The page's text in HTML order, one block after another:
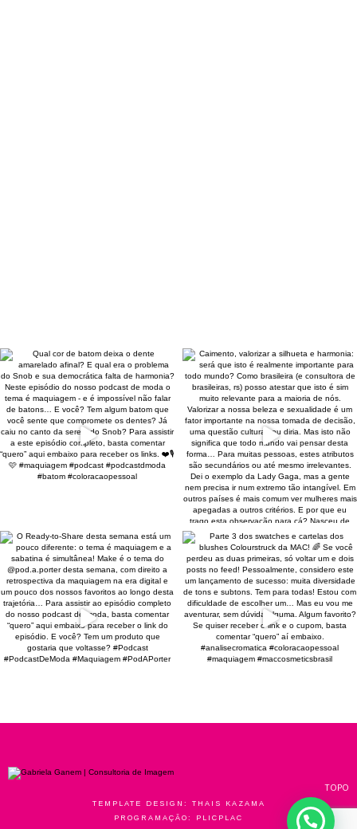
TOPO
TEMPLATE DESIGN: THAIS KAZAMA
PROGRAMAÇÃO: PLICPLAC